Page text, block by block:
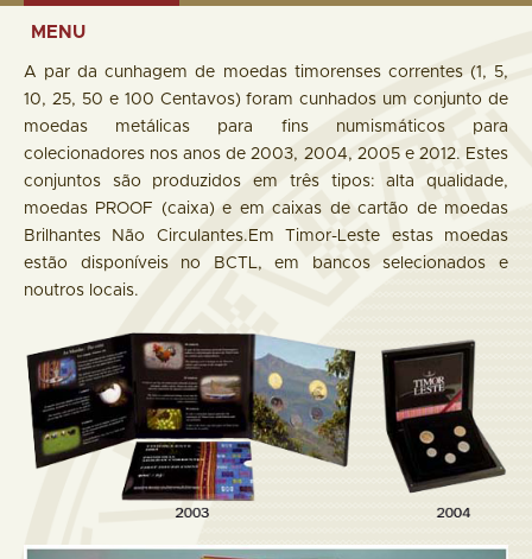
MENU
A par da cunhagem de moedas timorenses correntes (1, 5,
10, 25, 50 e 100 Centavos) foram cunhados um conjunto de
moedas metálicas para fins numismáticos para
colecionadores nos anos de 2003, 2004, 2005 e 2012. Estes
conjuntos são produzidos em três tipos: alta qualidade,
moedas PROOF (caixa) e em caixas de cartão de moedas
Brilhantes Não Circulantes.Em Timor-Leste estas moedas
estão disponíveis no BCTL, em bancos selecionados e
noutros locais.